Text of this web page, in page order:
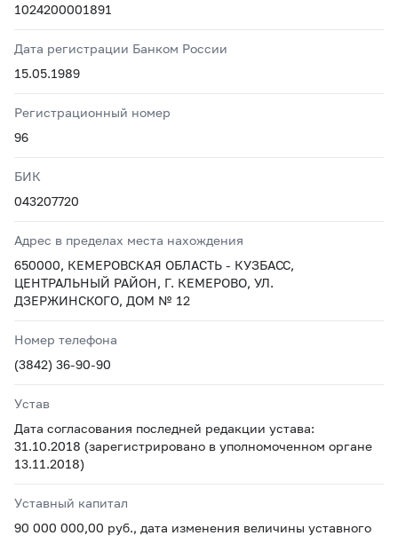
1024200001891
Дата регистрации Банком России
15.05.1989
Регистрационный номер
96
БИК
043207720
Адрес в пределах места нахождения
650000, КЕМЕРОВСКАЯ ОБЛАСТЬ - КУЗБАСС,
ЦЕНТРАЛЬНЫЙ РАЙОН, Г. КЕМЕРОВО, УЛ.
ДЗЕРЖИНСКОГО, ДОМ № 12
Номер телефона
(3842) 36-90-90
Устав
Дата согласования последней редакции устава:
31.10.2018 (зарегистрировано в уполномоченном органе
13.11.2018)
Уставный капитал
90 000 000,00 руб., дата изменения величины уставного